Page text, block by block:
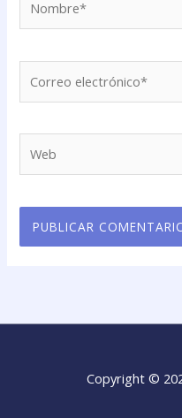
electrónico*
Copyright ©